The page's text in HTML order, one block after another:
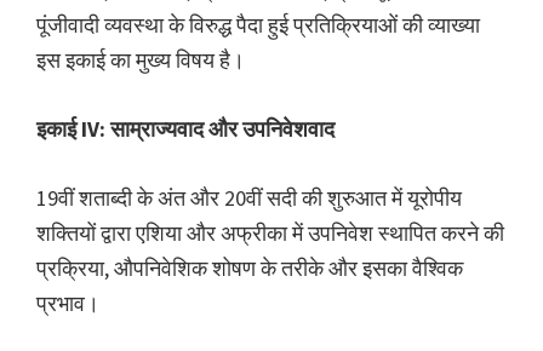
पूंजीवादी व्यवस्था के विरुद्ध पैदा हुई प्रतिक्रियाओं की व्याख्या
इस इकाई का मुख्य विषय है।
इकाई IV: साम्राज्यवाद और उपनिवेशवाद
19वीं शताब्दी के अंत और 20वीं सदी की शुरुआत में यूरोपीय
शक्तियों द्वारा एशिया और अफ्रीका में उपनिवेश स्थापित करने की
प्रक्रिया, औपनिवेशिक शोषण के तरीके और इसका वैश्विक
प्रभाव।